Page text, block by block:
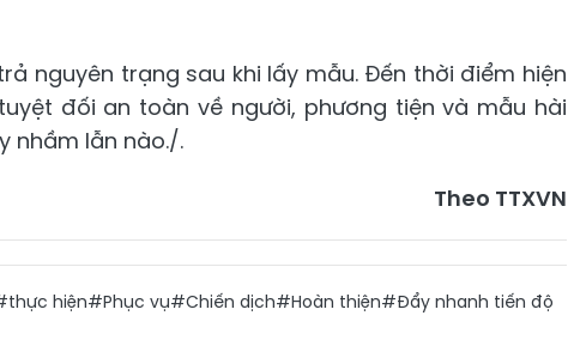
nguyên trạng sau khi lấy mẫu. Đến thời điểm hiện
đối an toàn về người, phương tiện và mẫu hài
nhầm lẫn nào./.
Theo TTXVN
hiện#Phục vụ#Chiến dịch#Hoàn thiện#Đẩy nhanh tiến độ